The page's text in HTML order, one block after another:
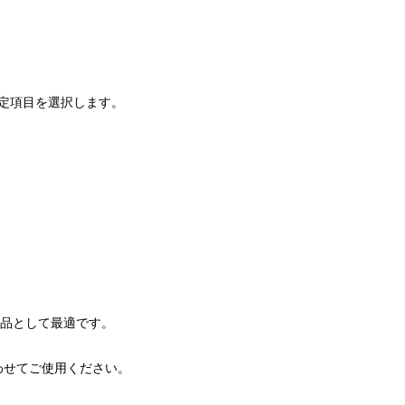
目を選択します。
として最適です。
てご使用ください。